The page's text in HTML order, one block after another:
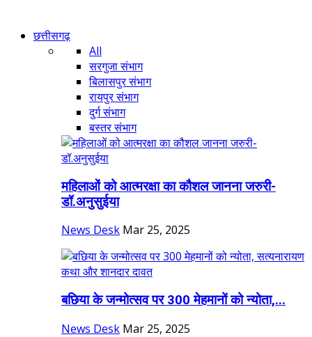
छत्तीसगढ़
All
सरगुजा संभाग
बिलासपुर संभाग
रायपुर संभाग
दुर्ग संभाग
बस्तर संभाग
महिलाओं को आत्मरक्षा का कौशल जानना जरुरी-
डॉ.अनुसुईया
News Desk Mar 25, 2025
बछिया के जन्मोत्सव पर 300 मेहमानों को न्योता,...
News Desk Mar 25, 2025